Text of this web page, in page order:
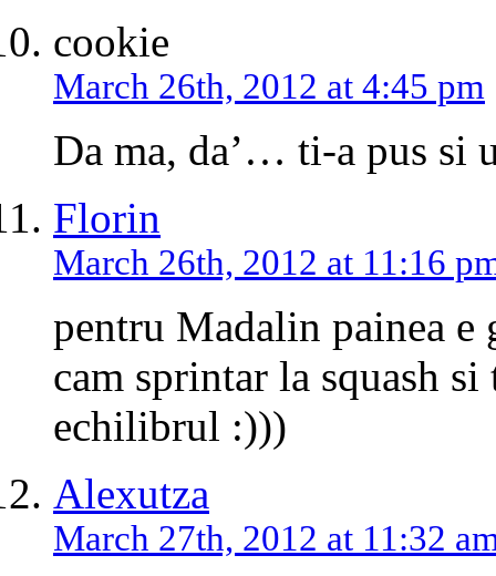
cookie
March 26th, 2012 at 4:45 pm
Da ma, da’… ti-a pus si
Florin
March 26th, 2012 at 11:16
pentru Madalin painea e
cam sprintar la squash
echilibrul :)))
Alexutza
March 27th, 2012 at 11:32